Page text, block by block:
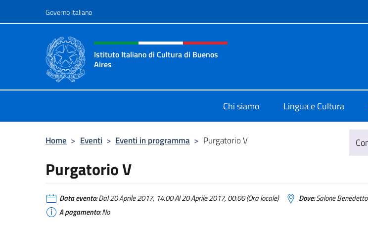
Governo Italiano
Intestazione sito, social e menù
Istituto Italiano di Cultura di Buenos
Aires
Chi siamo Lingua e Cultura
Home > Eventi > Eventi in programma > Purgatorio V
Purgatorio V
Data evento:Dal 20 Aprile 2017, 14:00 Al 20 Aprile 2017, 00:00 (Ora locale) Dove:Salone Benedetto
A pagamento:No